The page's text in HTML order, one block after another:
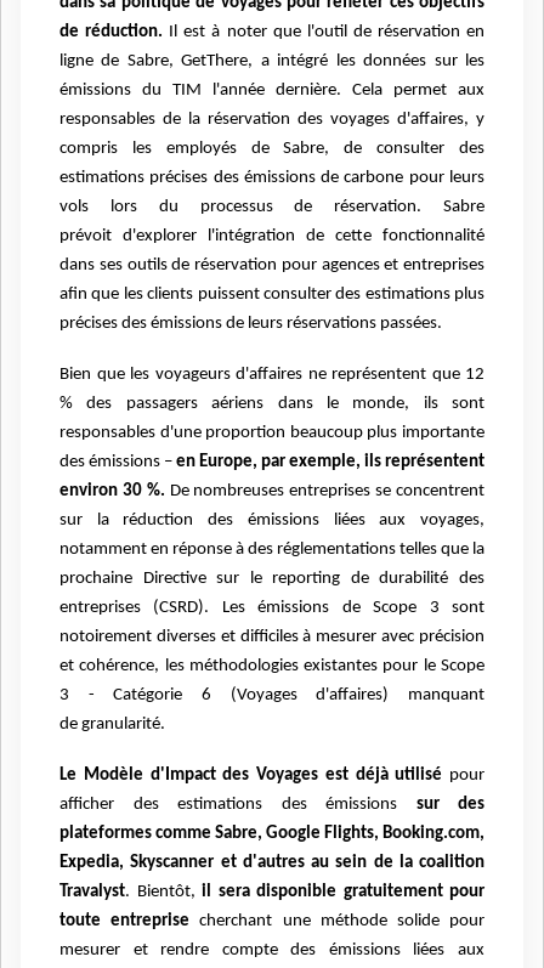
de réduction. Il est à noter que l'outil de réservation en
ligne de Sabre, GetThere, a intégré les données sur les
émissions du TIM l'année dernière. Cela permet aux
responsables de la réservation des voyages d'affaires, y
compris les employés de Sabre, de consulter des
estimations précises des émissions de carbone pour leurs
vols lors du processus de réservation. Sabre
prévoit d'explorer l'intégration de cette fonctionnalité
dans ses outils de réservation pour agences et entreprises
afin que les clients puissent consulter des estimations plus
précises des émissions de leurs réservations passées.
Bien que les voyageurs d'affaires ne représentent que 12
% des passagers aériens dans le monde, ils sont
responsables d'une proportion beaucoup plus importante
des émissions – en Europe, par exemple, ils représentent
environ 30 %. De nombreuses entreprises se concentrent
sur la réduction des émissions liées aux voyages,
notamment en réponse à des réglementations telles que la
prochaine Directive sur le reporting de durabilité des
entreprises (CSRD). Les émissions deScope 3 sont
notoirement diverses et difficiles à mesurer avec précision
et cohérence, les méthodologies existantes pour le Scope
3 - Catégorie 6 (Voyages d'affaires) manquant
de granularité.
Le Modèle d'Impact des Voyages est déjà utilisé pour
afficher des estimations des émissions sur des
plateformes comme Sabre, Google Flights, Booking.com,
Expedia, Skyscanner et d'autres ausein de la coalition
Travalyst. Bientôt, il sera disponible gratuitement pour
toute entreprisecherchant une méthode solide pour
mesurer et rendre compte des émissions liées aux